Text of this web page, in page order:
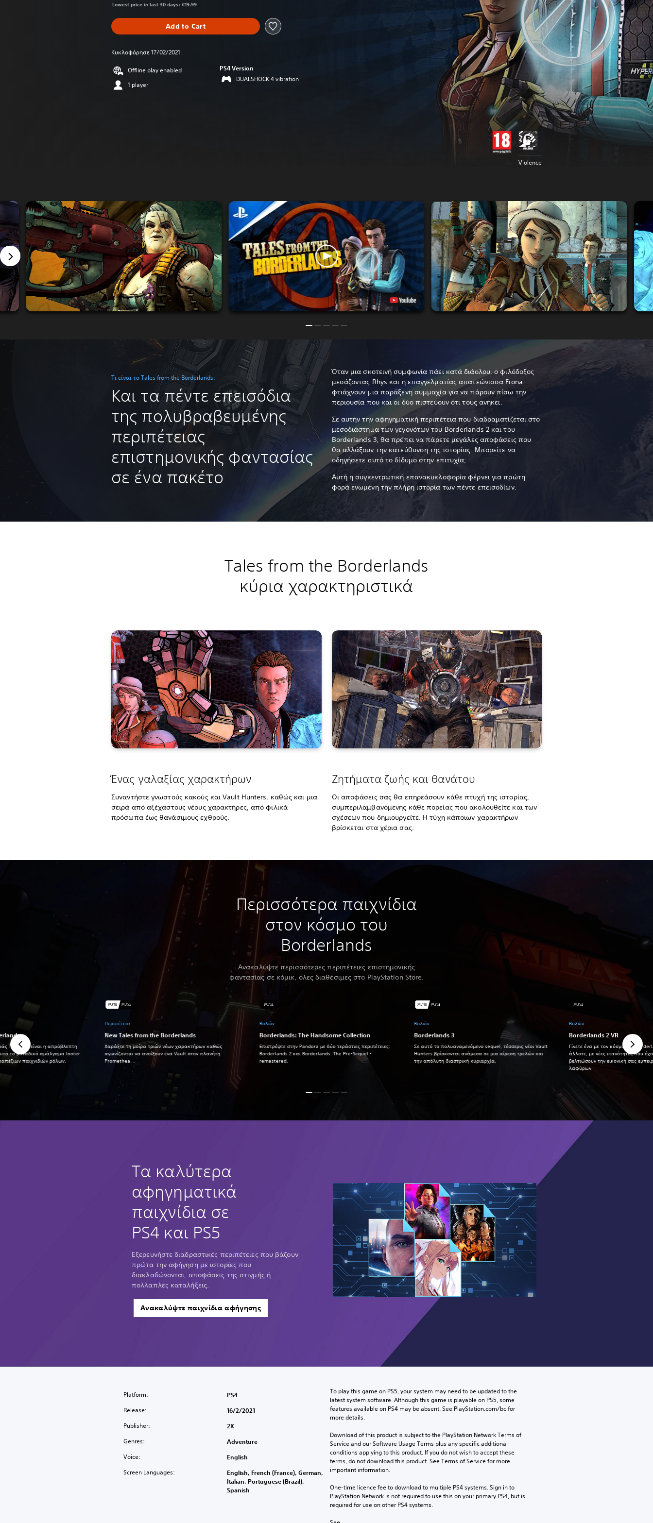
Lowest price in last 30 days: €19.99
Add to Cart
Κυκλοφόρησε 17/02/2021
Offline play enabled
1 player
PS4 Version
DUALSHOCK 4 vibration
Violence
Τι είναι το Tales from the Borderlands;
Και τα πέντε επεισόδια
της πολυβραβευμένης
περιπέτειας
επιστημονικής φαντασίας
σε ένα πακέτο
Όταν μια σκοτεινή συμφωνία πάει κατά διάολου, ο φιλόδοξος
μεσάζοντας Rhys και η επαγγελματίας απατεώνισσα Fiona
φτιάχνουν μια παράξενη συμμαχία για να πάρουν πίσω την
περιουσία που και οι δύο πιστεύουν ότι τους ανήκει.
Σε αυτήν την αφηγηματική περιπέτεια που διαδραματίζεται στο
μεσοδιάστημα των γεγονότων του Borderlands 2 και του
Borderlands 3, θα πρέπει να πάρετε μεγάλες αποφάσεις που
θα αλλάξουν την κατεύθυνση της ιστορίας. Μπορείτε να
οδηγήσετε αυτό το δίδυμο στην επιτυχία;
Αυτή η συγκεντρωτική επανακυκλοφορία φέρνει για πρώτη
φορά ενωμένη την πλήρη ιστορία των πέντε επεισοδίων.
Tales from the Borderlands
κύρια χαρακτηριστικά
Ένας γαλαξίας χαρακτήρων
Συναντήστε γνωστούς κακούς και Vault Hunters, καθώς και μια
σειρά από αξέχαστους νέους χαρακτήρες, από φιλικά
πρόσωπα έως θανάσιμους εχθρούς.
Ζητήματα ζωής και θανάτου
Οι αποφάσεις σας θα επηρεάσουν κάθε πτυχή της ιστορίας,
συμπεριλαμβανόμενης κάθε πορείας που ακολουθείτε και των
σχέσεων που δημιουργείτε. Η τύχη κάποιων χαρακτήρων
βρίσκεται στα χέρια σας.
Περισσότερα παιχνίδια
στον κόσμο του
Borderlands
Ανακαλύψτε περισσότερες περιπέτειες επιστημονικής
φαντασίας σε κόμικ, όλες διαθέσιμες στο PlayStation Store.
Βολών
Borderlands: The Handsome Collection
Επιστρέψτε στην Pandora με δύο τεράστιες περιπέτειες:
Borderlands 2 και Borderlands: The Pre-Sequel -
remastered.
Βολών
Borderlands 3
Σε αυτό το πολυαναμενόμενο sequel, τέσσερις νέοι Vault
Hunters βρίσκονται ανάμεσα σε μια αίρεση τρελών και
την απόλυτη διαστρική κυριαρχία.
Βολών
Borderlands 2 VR
Γίνετε ένα με τον κόσμο του
άλλοτε, με νέες ικανότητες που
βελτιώσουν την εικονική σας
λαφύρων
Tiny Tina είναι η απρόβλεπτη
το μοναδικό αμάλγαμα looter
παιχνιδιών ρόλων.
Περιπέτεια
New Tales from the Borderlands
Χαράξτε τη μοίρα τριών νέων χαρακτήρων καθώς
αγωνίζονται να ανοίξουν ένα Vault στον πλανήτη
Promethea. .
Τα καλύτερα
αφηγηματικά
παιχνίδια σε
PS4 και PS5
Εξερευνήστε διαδραστικές περιπέτειες που βάζουν
πρώτα την αφήγηση με ιστορίες που
διακλαδώνονται, αποφάσεις της στιγμής ή
πολλαπλές καταλήξεις.
Ανακαλύψτε παιχνίδια αφήγησης
Platform: PS4
Release: 16/2/2021
Publisher: 2K
Genres: Adventure
Voice: English
Screen Languages:
English, French (France), German,
Italian, Portuguese (Brazil),
Spanish
To play this game on PS5, your system may need to be updated to the
latest system software. Although this game is playable on PS5, some
features available on PS4 may be absent. See PlayStation.com/bc for
more details.
Download of this product is subject to the PlayStation Network Terms of
Service and our Software Usage Terms plus any specific additional
conditions applying to this product. If you do not wish to accept these
terms, do not download this product. See Terms of Service for more
important information.
One-time licence fee to download to multiple PS4 systems. Sign in to
PlayStation Network is not required to use this on your primary PS4, but is
required for use on other PS4 systems.